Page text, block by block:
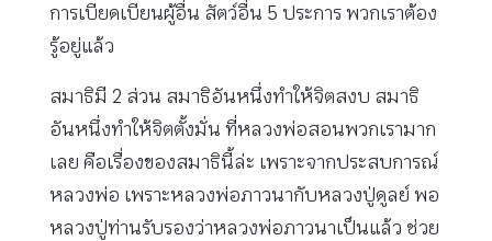
การเบียดเบียนผู้อื่น สัตว์อื่น 5 ประการ พวกเราต้อง
รู้อยู่แล้ว
สมาธิมี 2 ส่วน สมาธิอันหนึ่งทำให้จิตสงบ สมาธิ
อันหนึ่งทำให้จิตตั้งมั่น ที่หลวงพ่อสอนพวกเรามาก
เลย คือเรื่องของสมาธินี้ล่ะ เพราะจากประสบการณ์
หลวงพ่อ เพราะหลวงพ่อภาวนากับหลวงปู่ดูลย์ พอ
หลวงปู่ท่านรับรองว่าหลวงพ่อภาวนาเป็นแล้ว ช่วย